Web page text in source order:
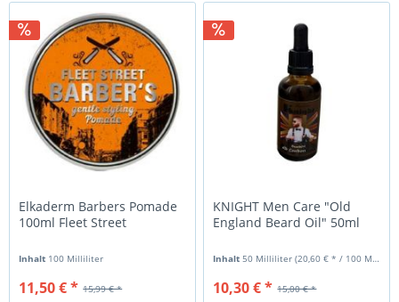
Elkaderm Barbers Pomade
100ml Fleet Street
Inhalt 100 Milliliter
15,99 € *
11,50 € *
KNIGHT Men Care "Old
England Beard Oil" 50ml
Inhalt50 Milliliter(20,60 € * / 100 Milliliter)
15,00 € *
10,30 € *